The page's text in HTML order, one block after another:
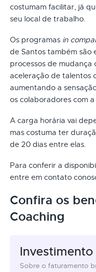
costumam facilitar, já
seu local de trabalho.
Os programas in
de Santos também são
processos de
aceleração de talentos
aumentando a
os colaboradores com
A carga horária vai
mas costuma ter
de 20 dias entre elas.
Para conferir a
entre em contato
Confira os
Coaching
Investimento
Sobre o faturamento